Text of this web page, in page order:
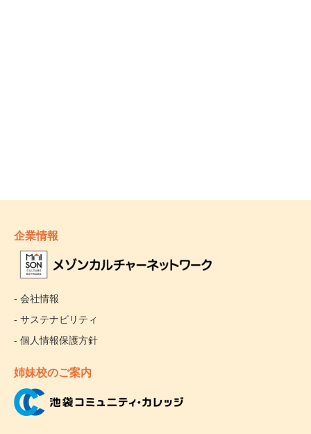
企業情報
- 会社情報
- サステナビリティ
- 個人情報保護方針
姉妹校のご案内